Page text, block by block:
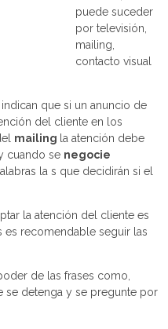
puede suceder
por televisión,
mailing,
contacto visual
que si un anuncio de
del cliente en los
mailing la atención debe
cuando se negocie
la s que decidirán si el
la atención del cliente es
es recomendable seguir las
de las frases como,
se detenga y se pregunte por